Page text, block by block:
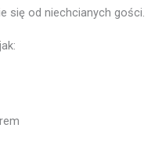
się od niechcianych gości.